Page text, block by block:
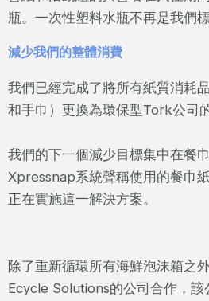
瓶。一次性塑料水瓶不再是我們
減少我們的整體消費
我們已經完成了將所有紙質消耗
和手巾）更換為環保型Tork公司
我們的下一個減少目標集中在餐
Xpressnap系統聲稱使用的餐巾
正在實施這一解決方案。
除了重新循環所有海鮮泡沫箱之
Ecycle Solutions的公司合作，該